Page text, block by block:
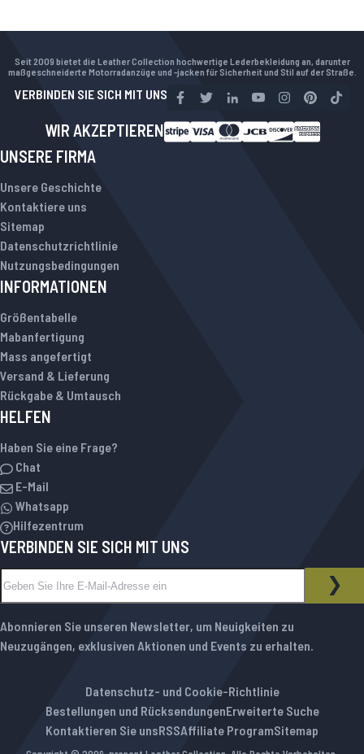
Seit 2009 bietet die Leather Collection hochwertige Lederbekleidung an, darunter
maßgeschneiderte Motorradanzüge und -jacken für Sicherheit und Stil auf der Straße.
VERBINDEN SIE SICH MIT UNS
WIR AKZEPTIEREN
UNSERE FIRMA
Unsere Geschichte
Kontaktiere uns
Sitemap
Datenschutzrichtlinie
Nutzungsbedingungen
INFORMATIONEN
Größentabelle
Mabanfertigung
Mass angefertigt
Versand & Lieferung
Rückgabe & Umtausch
HELFEN
Haben Sie eine Frage?
Chat
E-Mail
Whatsapp
Hilfezentrum
VERBINDEN SIE SICH MIT UNS
NEWSLETTER
Abonnieren Sie unseren Newsletter, um Neuigkeiten zu
Neuzugängen, exklusiven Aktionen und Events zu erhalten.
Datenschutz- und Cookie-Richtlinie
Bestellungen und RücksendungenErweiterte Suche
Kontaktieren Sie unsRSSAffiliate ProgramSitemap